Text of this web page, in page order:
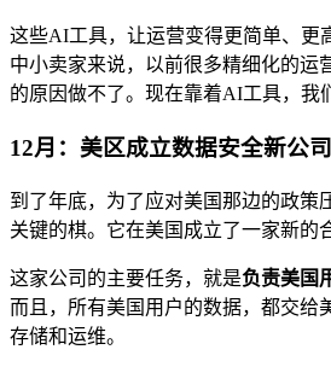
这些AI工具，让运营变得更简单、更
中小卖家来说，以前很多精细化的运
的原因做不了。现在靠着AI工具，我
12月：美区成立数据安全新公
到了年底，为了应对美国那边的政策
关键的棋。它在美国成立了一家新的
这家公司的主要任务，就是负责美国
而且，所有美国用户的数据，都交给
存储和运维。